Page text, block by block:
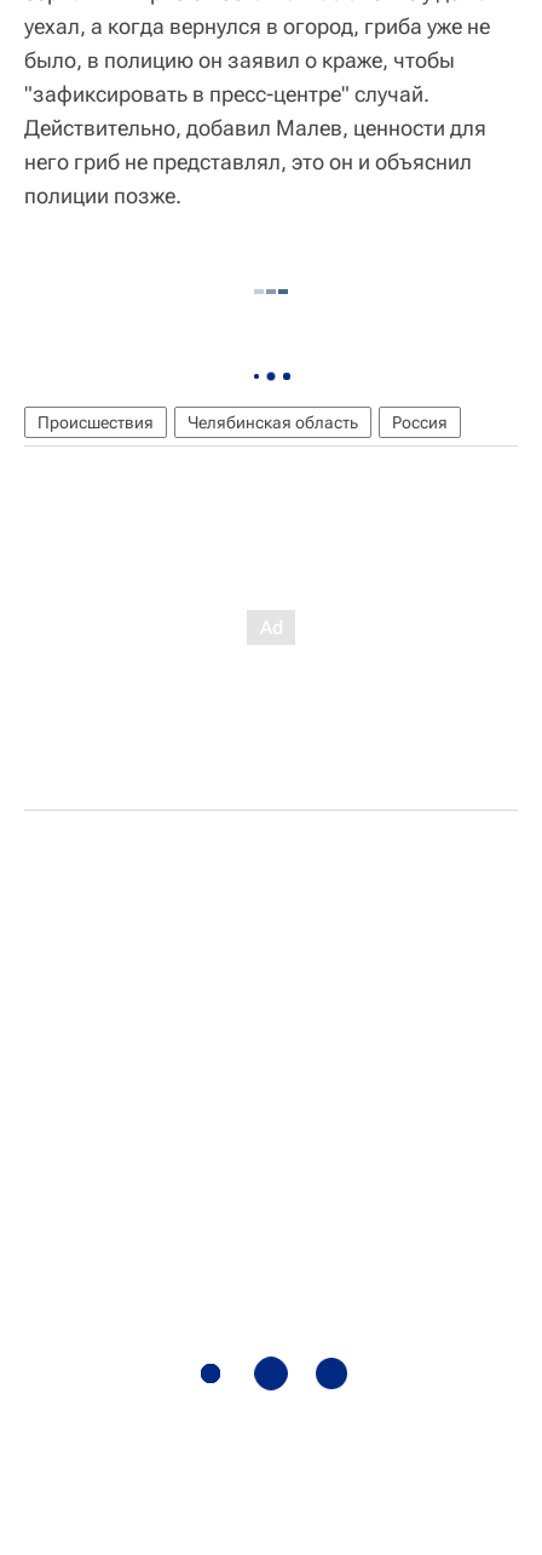
уехал, а когда вернулся в огород, гриба уже не
было, в полицию он заявил о краже, чтобы
"зафиксировать в пресс-центре" случай.
Действительно, добавил Малев, ценности для
него гриб не представлял, это он и объяснил
полиции позже.
Происшествия Челябинская область Россия